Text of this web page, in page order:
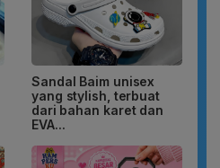
Sandal Baim unisex
yang stylish, terbuat
dari bahan karet dan
EVA...